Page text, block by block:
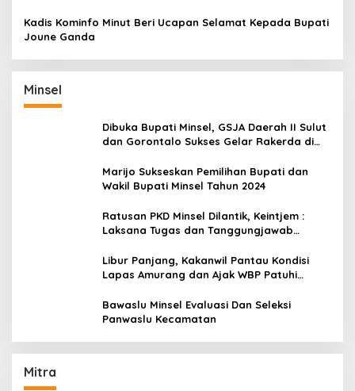
Kadis Kominfo Minut Beri Ucapan Selamat Kepada Bupati
Joune Ganda
Minsel
Dibuka Bupati Minsel, GSJA Daerah II Sulut
dan Gorontalo Sukses Gelar Rakerda di
Marijo Sukseskan Pemilihan Bupati dan
Wakil Bupati Minsel Tahun 2024
Ratusan PKD Minsel Dilantik, Keintjem :
Laksana Tugas dan Tanggungjawab
Libur Panjang, Kakanwil Pantau Kondisi
Lapas Amurang dan Ajak WBP Patuhi
Bawaslu Minsel Evaluasi Dan Seleksi
Panwaslu Kecamatan
Mitra